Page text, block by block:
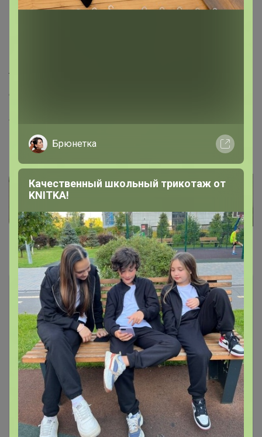
Хлопок
стильная двойка
Артикул
Фотографии покупателей
Комментарии 51
Чтобы написать комментарий необходимо
авторизоваться на сайте!
Это займет меньше минуты
Войти Зарегистрироваться
Брюнетка
Качественный школьный трикотаж от
KNITKA!